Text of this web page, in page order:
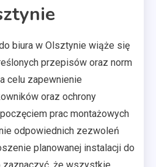
biura w Olsztynie wiąże się
przepisów oraz norm
celu zapewnienie
oraz ochrony
prac montażowych
odpowiednich zezwoleń
planowanej instalacji do